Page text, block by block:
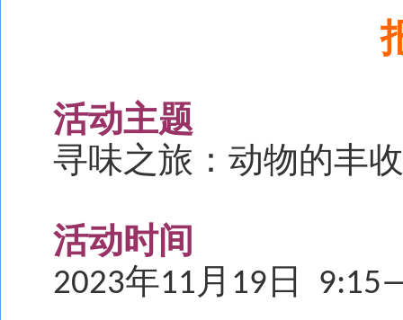
活动主题
寻味之旅：动物的丰
活动时间
2023年11 月 19 日